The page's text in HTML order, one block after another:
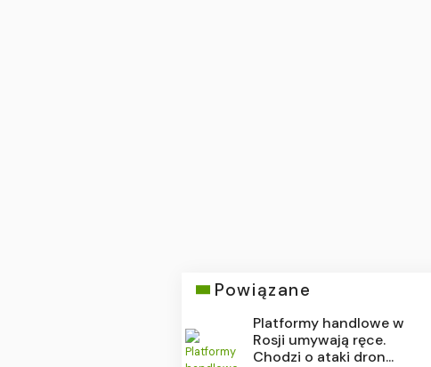
Powiązane
Platformy handlowe w
Rosji umywają ręce.
Chodzi o ataki dron...